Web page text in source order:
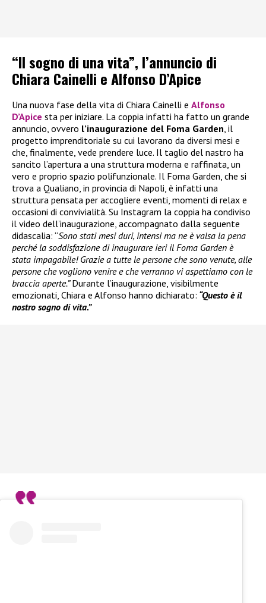
“Il sogno di una vita”, l’annuncio di
Chiara Cainelli e Alfonso D’Apice
Una nuova fase della vita di Chiara Cainelli e Alfonso
D’Apice sta per iniziare. La coppia infatti ha fatto un grande
annuncio, ovvero l’inaugurazione del Foma Garden , il
progetto imprenditoriale su cui lavorano da diversi mesi e
che, finalmente, vede prendere luce. Il taglio del nastro ha
sancito l’apertura a una struttura moderna e raffinata, un
vero e proprio spazio polifunzionale. Il Foma Garden, che si
trova a Qualiano, in provincia di Napoli, è infatti una
struttura pensata per accogliere eventi, momenti di relax e
occasioni di convivialità. Su Instagram la coppia ha condiviso
il video dell’inaugurazione, accompagnato dalla seguente
didascalia: “Sono stati mesi duri, intensi ma ne è valsa la pena
perché la soddisfazione di inaugurare ieri il Foma Garden è
stata impagabile! Grazie a tutte le persone che sono venute, alle
persone che vogliono venire e che verranno vi aspettiamo con le
braccia aperte.”Durante l’inaugurazione, visibilmente
emozionati, Chiara e Alfonso hanno dichiarato: “Questo è il
nostro sogno di vita.”